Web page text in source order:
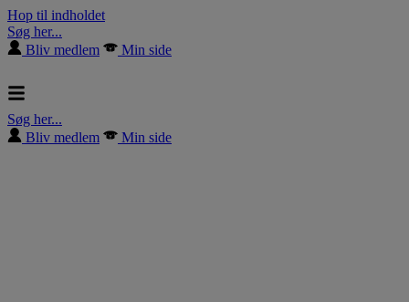
Hop til indholdet
Søg her...
Bliv medlem
Min side
Søg her...
Bliv medlem
Min side